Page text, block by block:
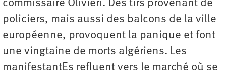
commissaire Olivieri. Des tirs provenant de
policiers, mais aussi des balcons de la ville
européenne, provoquent la panique et font
une vingtaine de morts algériens. Les
manifestantEs refluent vers le marché où se